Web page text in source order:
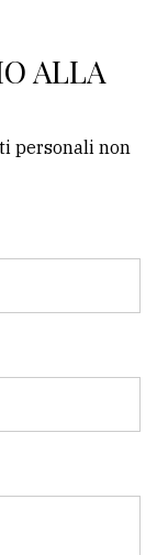
ALLA
personali non